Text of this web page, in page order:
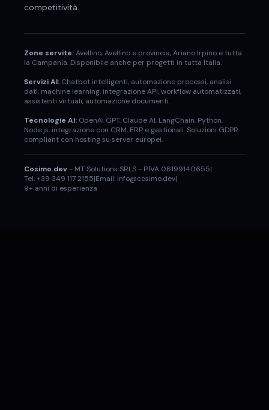
competitività.
Zone servite:Avellino,Avellino e provincia,Ariano Irpino e tutta
la Campania. Disponibile anche per progetti in tutta Italia.
Servizi AI: Chatbot intelligenti, automazione processi, analisi
dati, machine learning, integrazione API, workflow automatizzati,
assistenti virtuali, automazione documenti.
Tecnologie AI: OpenAI GPT, Claude AI, LangChain, Python,
Node.js, integrazione con CRM, ERP e gestionali. Soluzioni GDPR
compliant con hosting su server europei.
Cosimo.dev - MT Solutions SRLS - P.IVA 06199140655|
Tel: +39 349 117 2155|Email: info@cosimo.dev|
9+ anni di esperienza